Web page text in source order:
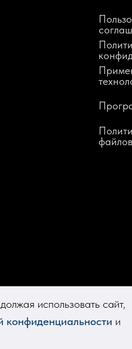
использовать сайт,
конфиденциальности и